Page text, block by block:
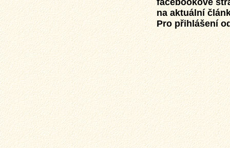
facebookové
na aktuální
Pro přihlášení